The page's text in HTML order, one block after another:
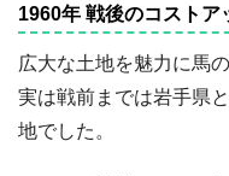
1960年 戦後のコストア
広大な土地を魅力に馬
実は戦前までは岩手県
地でした。